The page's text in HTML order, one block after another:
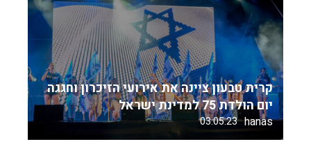
קרית טבעון ציינה את אירועי הזיכרון וחגגה
יום הולדת 75 למדינת ישראל
hanas
03.05.23